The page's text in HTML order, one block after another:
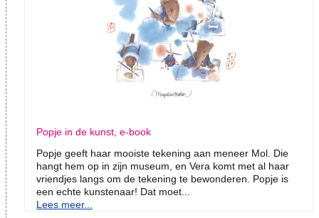
Popje in de kunst, e-book
Popje geeft haar mooiste tekening aan meneer Mol. Die
hangt hem op in zijn museum, en Vera komt met al haar
vriendjes langs om de tekening te bewonderen. Popje is
een echte kunstenaar! Dat moet...
Lees meer...